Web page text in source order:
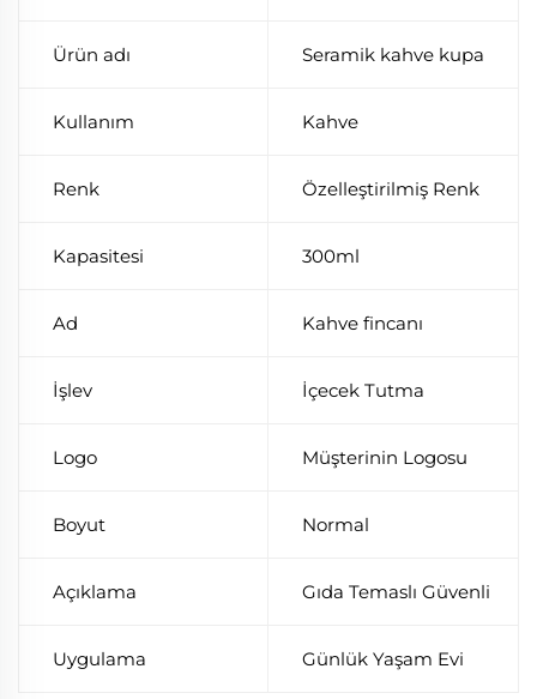
Ürün adı Seramik kahve kupa
Kullanım Kahve
Renk Özelleştirilmiş Renk
Kapasitesi 300ml
Ad Kahve fincanı
İşlev İçecek Tutma
Logo Müşterinin Logosu
Boyut Normal
Açıklama Gıda Temaslı Güvenli
Uygulama Günlük Yaşam Evi